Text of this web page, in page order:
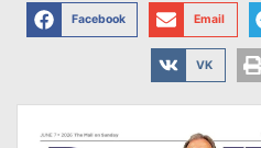
Facebook Email
VK